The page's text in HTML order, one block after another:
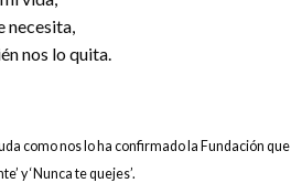
necesita,
nos lo quita.
como nos lo ha confirmado la Fundación que
y ‘Nunca te quejes’.